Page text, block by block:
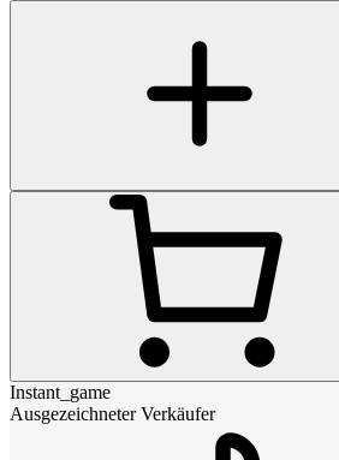
Instant_game
Ausgezeichneter Verkäufer